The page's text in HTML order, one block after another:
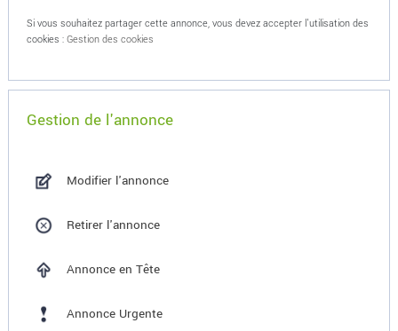
Si vous souhaitez partager cette annonce, vous devez accepter l'utilisation des
cookies : Gestion des cookies
Gestion de l'annonce
Modifier l'annonce
Retirer l'annonce
Annonce en Tête
Annonce Urgente